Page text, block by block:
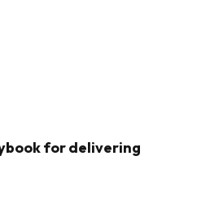
for delivering